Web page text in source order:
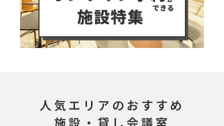
人気エリアのおすすめ
施設・貸し会議室